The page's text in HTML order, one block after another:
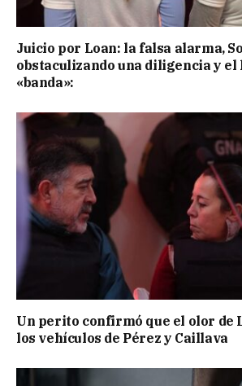
Juicio por Loan: la falsa alarma,
obstaculizando una diligencia y el
«banda»:
Un perito confirmó que el olor de
los vehículos de Pérez y Caillava